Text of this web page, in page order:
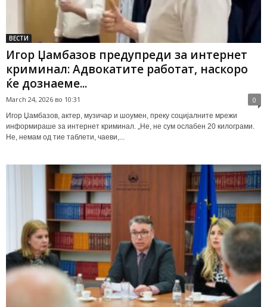
ВЕСТИ
Игор Џамбазов предупреди за интернет
криминал: Адвокатите работат, наскоро
ќе дознаеме...
March 24, 2026 во 10:31 0
Игор Џамбазов, актер, музичар и шоумен, преку социјалните мрежи
информираше за интернет криминал. „Не, не сум ослабен 20 килограми.
Не, немам од тие таблети, чаеви,...